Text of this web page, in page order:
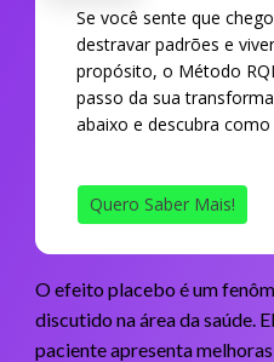
Se você sente que
destravar padrões e
propósito, o Método
passo da sua
abaixo e descubra
Quero Saber Mais!
O efeito placebo é um
discutido na área da saúde.
paciente apresenta